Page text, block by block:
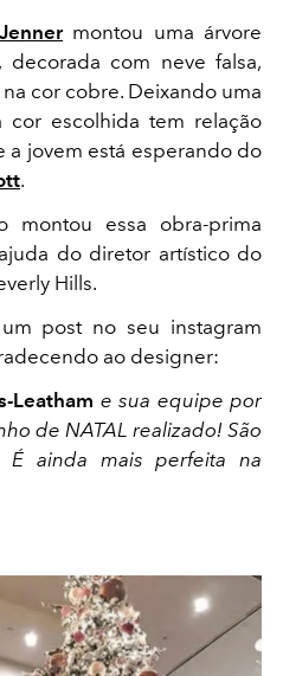
montou uma árvore
com neve falsa,
cor cobre. Deixando uma
escolhida tem relação
a jovem está esperando do
.
essa obra-prima
do diretor artístico do
Hills.
post no seu instagram
ao designer:
Leatham e sua equipe por
de NATAL realizado! São
ainda mais perfeita na